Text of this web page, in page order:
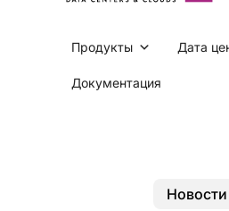
Продукты Дата
Документация
Новости